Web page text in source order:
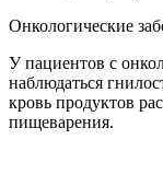
Онкологические
У пациентов с
наблюдаться
кровь продуктов
пищеварения.